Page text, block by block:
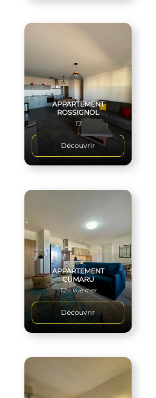
APPARTEMENT
ROSSIGNOL
T3
Découvrir
APPARTEMENT
CUMARU
T2 - Vue mer
Découvrir